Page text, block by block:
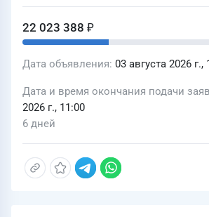
22 023 388 ₽
Дата объявления 03 августа 2026 г.,
Дата и время окончания подачи
2026 г., 11:00
6 дней